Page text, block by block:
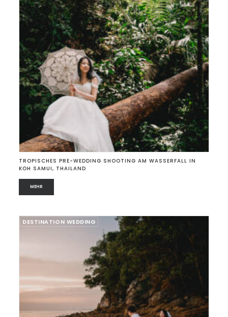
TROPISCHES PRE-WEDDING SHOOTING AM WASSERFALL IN
KOH SAMUI, THAILAND
MEHR
DESTINATION WEDDING